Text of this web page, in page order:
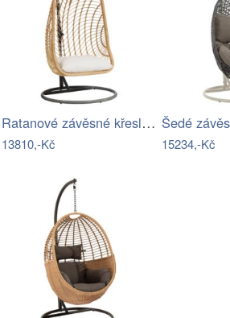
Ratanové závěsné křeslo s tmavě šedým…
13810,-Kč 15234,-Kč